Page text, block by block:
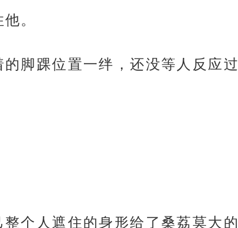
。
脚踝位置一绊，还没等人反应
个人遮住的身形给了桑荔莫大